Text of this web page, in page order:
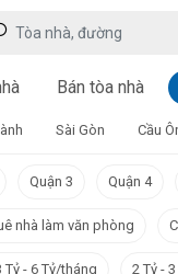
Bán tòa nhà
Sài Gòn Cầu
Quận 3 Quận 4
nhà làm văn phòng
Tỷ - 6 Tỷ/tháng 2 Tỷ -